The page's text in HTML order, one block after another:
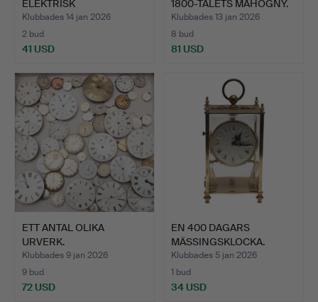
ELEKTRISK
MANTELKLOCKA.
Klubbades 14 jan 2026
2 bud
41 USD
1800-TALETS MAHOGNY.
Klubbades 13 jan 2026
8 bud
81 USD
ETT ANTAL OLIKA
URVERK.
Klubbades 9 jan 2026
9 bud
72 USD
EN 400 DAGARS
MÄSSINGSKLOCKA.
Klubbades 5 jan 2026
1 bud
34 USD